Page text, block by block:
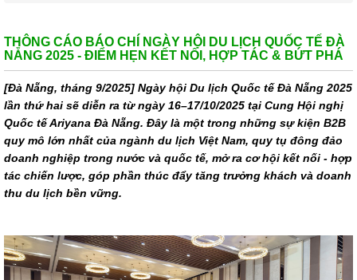
THÔNG CÁO BÁO CHÍ NGÀY HỘI DU LỊCH QUỐC TẾ ĐÀ
NẴNG 2025 - ĐIỂM HẸN KẾT NỐI, HỢP TÁC & BỨT PHÁ
[Đà Nẵng, tháng 9/2025] Ngày hội Du lịch Quốc tế Đà Nẵng 2025
lần thứ hai sẽ diễn ra từ ngày 16–17/10/2025 tại Cung Hội nghị
Quốc tế Ariyana Đà Nẵng. Đây là một trong những sự kiện B2B
quy mô lớn nhất của ngành du lịch Việt Nam, quy tụ đông đảo
doanh nghiệp trong nước và quốc tế, mở ra cơ hội kết nối - hợp
tác chiến lược, góp phần thúc đẩy tăng trưởng khách và doanh
thu du lịch bền vững.